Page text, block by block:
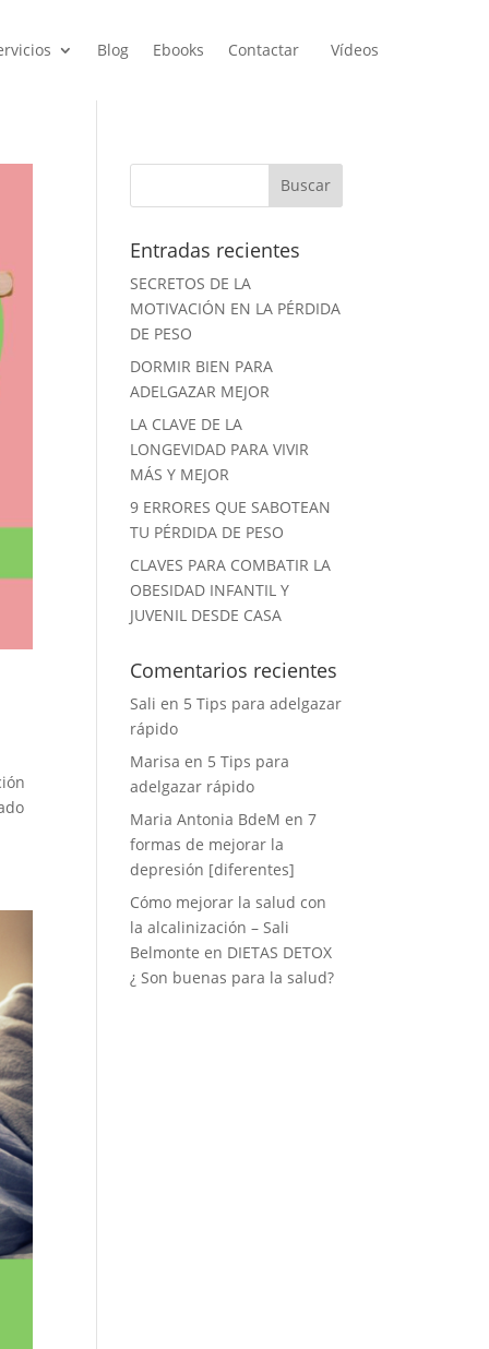
Blog Ebooks Contactar Vídeos
Entradas recientes
SECRETOS DE LA
MOTIVACIÓN EN LA PÉRDIDA
DE PESO
DORMIR BIEN PARA
ADELGAZAR MEJOR
LA CLAVE DE LA
LONGEVIDAD PARA VIVIR
MÁS Y MEJOR
9 ERRORES QUE SABOTEAN
TU PÉRDIDA DE PESO
CLAVES PARA COMBATIR LA
OBESIDAD INFANTIL Y
JUVENIL DESDE CASA
Comentarios recientes
Sali en 5 Tips para adelgazar
rápido
Marisa en 5 Tips para
adelgazar rápido
Maria Antonia BdeM en7
formas de mejorar la
depresión [diferentes]
Cómo mejorar la salud con
la alcalinización – Sali
Belmonte en DIETAS DETOX
¿ Son buenas para la salud?